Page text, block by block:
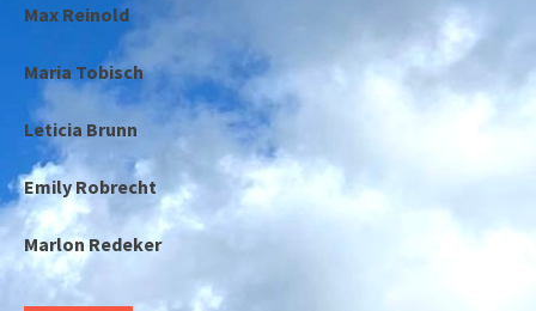
Max Reinold
Maria Tobisch
Leticia Brunn
Emily Robrecht
Marlon Redeker